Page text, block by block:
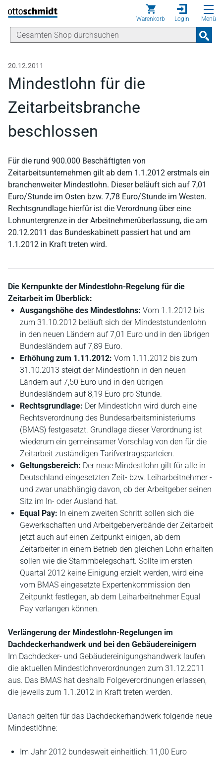
Direkt zum Inhalt
Warenkorb Login Menü
20.12.2011
Mindestlohn für die
Zeitarbeitsbranche
beschlossen
Für die rund 900.000 Beschäftigten von
Zeitarbeitsunternehmen gilt ab dem 1.1.2012 erstmals ein
branchenweiter Mindestlohn. Dieser beläuft sich auf 7,01
Euro/Stunde im Osten bzw. 7,78 Euro/Stunde im Westen.
Rechtsgrundlage hierfür ist die Verordnung über eine
Lohnuntergrenze in der Arbeitnehmerüberlassung, die am
20.12.2011 das Bundeskabinett passiert hat und am
1.1.2012 in Kraft treten wird.
Die Kernpunkte der Mindestlohn-Regelung für die
Zeitarbeit im Überblick:
Ausgangshöhe des Mindestlohns: Vom 1.1.2012 bis
zum 31.10.2012 beläuft sich der Mindeststundenlohn
in den neuen Ländern auf 7,01 Euro und in den übrigen
Bundesländern auf 7,89 Euro.
Erhöhung zum 1.11.2012: Vom 1.11.2012 bis zum
31.10.2013 steigt der Mindestlohn in den neuen
Ländern auf 7,50 Euro und in den übrigen
Bundesländern auf 8,19 Euro pro Stunde.
Rechtsgrundlage: Der Mindestlohn wird durch eine
Rechtsverordnung des Bundesarbeitsministeriums
(BMAS) festgesetzt. Grundlage dieser Verordnung ist
wiederum ein gemeinsamer Vorschlag von den für die
Zeitarbeit zuständigen Tarifvertragsparteien.
Geltungsbereich: Der neue Mindestlohn gilt für alle in
Deutschland eingesetzten Zeit- bzw. Leiharbeitnehmer -
und zwar unabhängig davon, ob der Arbeitgeber seinen
Sitz im In- oder Ausland hat.
Equal Pay: In einem zweiten Schritt sollen sich die
Gewerkschaften und Arbeitgeberverbände der Zeitarbeit
jetzt auch auf einen Zeitpunkt einigen, ab dem
Zeitarbeiter in einem Betrieb den gleichen Lohn erhalten
sollen wie die Stammbelegschaft. Sollte im ersten
Quartal 2012 keine Einigung erzielt werden, wird eine
vom BMAS eingesetzte Expertenkommission den
Zeitpunkt festlegen, ab dem Leiharbeitnehmer Equal
Pay verlangen können.
Verlängerung der Mindestlohn-Regelungen im
Dachdeckerhandwerk und bei den Gebäudereinigern
Im Dachdecker- und Gebäudereinigungshandwerk laufen
die aktuellen Mindestlohnverordnungen zum 31.12.2011
aus. Das BMAS hat deshalb Folgeverordnungen erlassen,
die jeweils zum 1.1.2012 in Kraft treten werden.
Danach gelten für das Dachdeckerhandwerk folgende neue
Mindestlöhne:
Im Jahr 2012 bundesweit einheitlich: 11,00 Euro